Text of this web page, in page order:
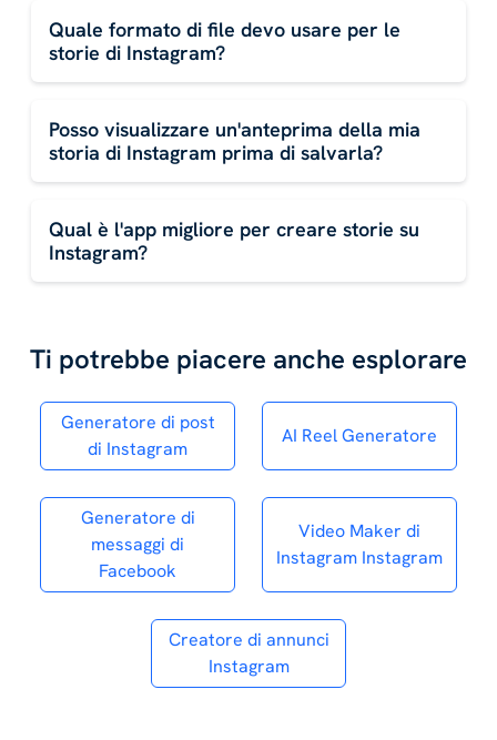
Quale formato di file devo usare per le
storie di Instagram?
Posso visualizzare un'anteprima della mia
storia di Instagram prima di salvarla?
Qual è l'app migliore per creare storie su
Instagram?
Ti potrebbe piacere anche esplorare
Generatore di post
di Instagram
AI Reel Generatore
Generatore di
messaggi di
Facebook
Video Maker di
Instagram Instagram
Creatore di annunci
Instagram